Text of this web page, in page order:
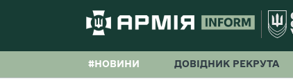
#НОВИНИ ДОВІДНИК РЕКРУТА